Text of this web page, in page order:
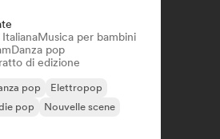
Musica per bambini
Danza pop
di edizione
pop
Elettropop
pop
Nouvelle scene